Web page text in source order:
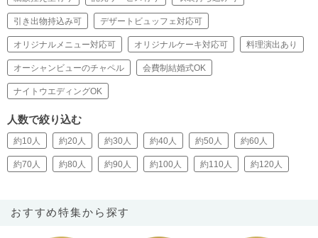
引き出物持込み可 デザートビュッフェ対応可
オリジナルメニュー対応可 オリジナルケーキ対応可 料理演出あり
オーシャンビューのチャペル 会費制結婚式OK
ナイトウエディングOK
人数で絞り込む
約10人 約20人 約30人 約40人 約50人 約60人
約70人 約80人 約90人 約100人 約110人 約120人
おすすめ特集から探す